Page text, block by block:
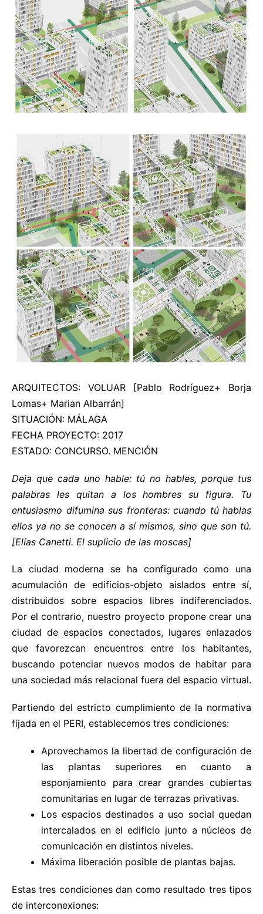
ARQUITECTOS: VOLUAR [Pablo Rodríguez+ Borja
Lomas+ Marian Albarrán]
SITUACIÓN: MÁLAGA
FECHA PROYECTO: 2017
ESTADO: CONCURSO. MENCIÓN
Deja que cada uno hable: tú no hables, porque tus
palabras les quitan a los hombres su figura. Tu
entusiasmo difumina sus fronteras: cuando tú hablas
ellos ya no se conocen a sí mismos, sino que son tú.
[Elías Canetti. El suplicio de las moscas]
La ciudad moderna se ha configurado como una
acumulación de edificios-objeto aislados entre sí,
distribuidos sobre espacios libres indiferenciados.
Por el contrario, nuestro proyecto propone crear una
ciudad de espacios conectados, lugares enlazados
que favorezcan encuentros entre los habitantes,
buscando potenciar nuevos modos de habitar para
una sociedad más relacional fuera del espacio virtual.
Partiendo del estricto cumplimiento de la normativa
fijada en el PERI, establecemos tres condiciones:
Aprovechamos la libertad de configuración de
las plantas superiores en cuanto a
esponjamiento para crear grandes cubiertas
comunitarias en lugar de terrazas privativas.
Los espacios destinados a uso social quedan
intercalados en el edificio junto a núcleos de
comunicación en distintos niveles.
Máxima liberación posible de plantas bajas.
Estas tres condiciones dan como resultado tres tipos
de interconexiones: